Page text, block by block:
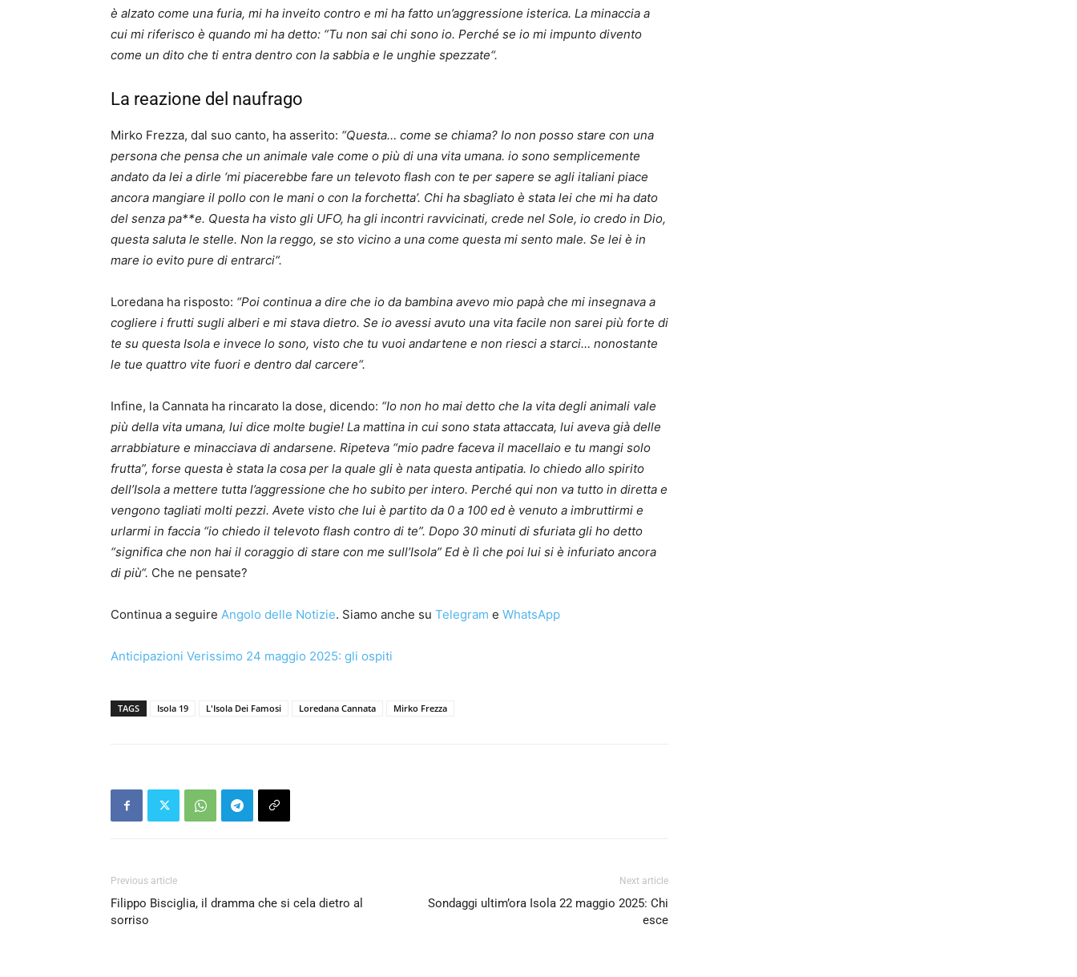
è alzato come una furia, mi ha inveito contro e mi ha fatto un’aggressione isterica. La minaccia a
cui mi riferisco è quando mi ha detto: “Tu non sai chi sono io. Perché se io mi impunto divento
come un dito che ti entra dentro con la sabbia e le unghie spezzate“.
La reazione del naufrago
Mirko Frezza, dal suo canto, ha asserito: “Questa… come se chiama? Io non posso stare con una
persona che pensa che un animale vale come o più di una vita umana. io sono semplicemente
andato da lei a dirle ‘mi piacerebbe fare un televoto flash con te per sapere se agli italiani piace
ancora mangiare il pollo con le mani o con la forchetta’. Chi ha sbagliato è stata lei che mi ha dato
del senza pa**e. Questa ha visto gli UFO, ha gli incontri ravvicinati, crede nel Sole, io credo in Dio,
questa saluta le stelle. Non la reggo, se sto vicino a una come questa mi sento male. Se lei è in
mare io evito pure di entrarci“.
Loredana ha risposto: “Poi continua a dire che io da bambina avevo mio papà che mi insegnava a
cogliere i frutti sugli alberi e mi stava dietro. Se io avessi avuto una vita facile non sarei più forte di
te su questa Isola e invece lo sono, visto che tu vuoi andartene e non riesci a starci… nonostante
le tue quattro vite fuori e dentro dal carcere“.
Infine, la Cannata ha rincarato la dose, dicendo: “Io non ho mai detto che la vita degli animali vale
più della vita umana, lui dice molte bugie! La mattina in cui sono stata attaccata, lui aveva già delle
arrabbiature e minacciava di andarsene. Ripeteva “mio padre faceva il macellaio e tu mangi solo
frutta”, forse questa è stata la cosa per la quale gli è nata questa antipatia. Io chiedo allo spirito
dell’Isola a mettere tutta l’aggressione che ho subito per intero. Perché qui non va tutto in diretta e
vengono tagliati molti pezzi. Avete visto che lui è partito da 0 a 100 ed è venuto a imbruttirmi e
urlarmi in faccia “io chiedo il televoto flash contro di te”. Dopo 30 minuti di sfuriata gli ho detto
“significa che non hai il coraggio di stare con me sull’Isola” Ed è lì che poi lui si è infuriato ancora
di più“. Che ne pensate?
Continua a seguire Angolo delle Notizie. Siamo anche su Telegram e WhatsApp
Anticipazioni Verissimo 24 maggio 2025: gli ospiti
TAGS Isola 19 L'Isola Dei Famosi Loredana Cannata Mirko Frezza
Previous article
Filippo Bisciglia, il dramma che si cela dietro al
sorriso
Next article
Sondaggi ultim’ora Isola 22 maggio 2025: Chi
esce